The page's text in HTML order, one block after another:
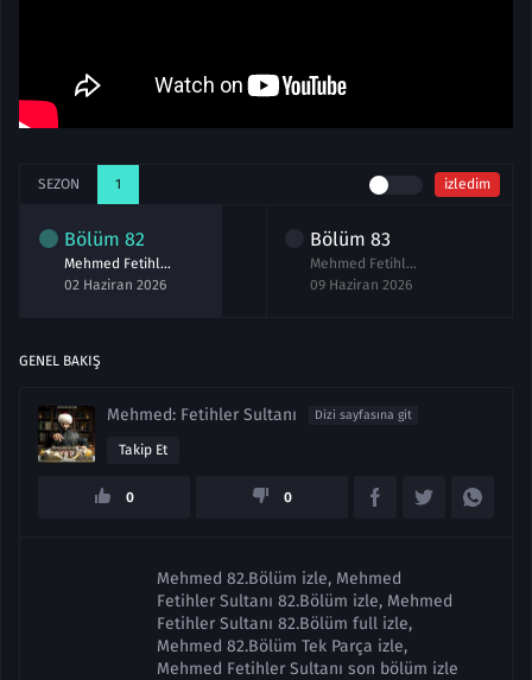
SEZON 1 izledim
Bölüm 82
Mehmed Fetihler Sultanı 82.Bölüm Full izle
02 Haziran 2026
Bölüm 83
Mehmed Fetihler Sultanı 83.Bölüm Sezon Finali Full izle
09 Haziran 2026
GENEL BAKIŞ
Mehmed: Fetihler Sultanı Dizi sayfasına git
Takip Et
0 0
Mehmed 82.Bölüm izle, Mehmed
Fetihler Sultanı 82.Bölüm izle, Mehmed
Fetihler Sultanı 82.Bölüm full izle,
Mehmed 82.Bölüm Tek Parça izle,
Mehmed Fetihler Sultanı son bölüm izle